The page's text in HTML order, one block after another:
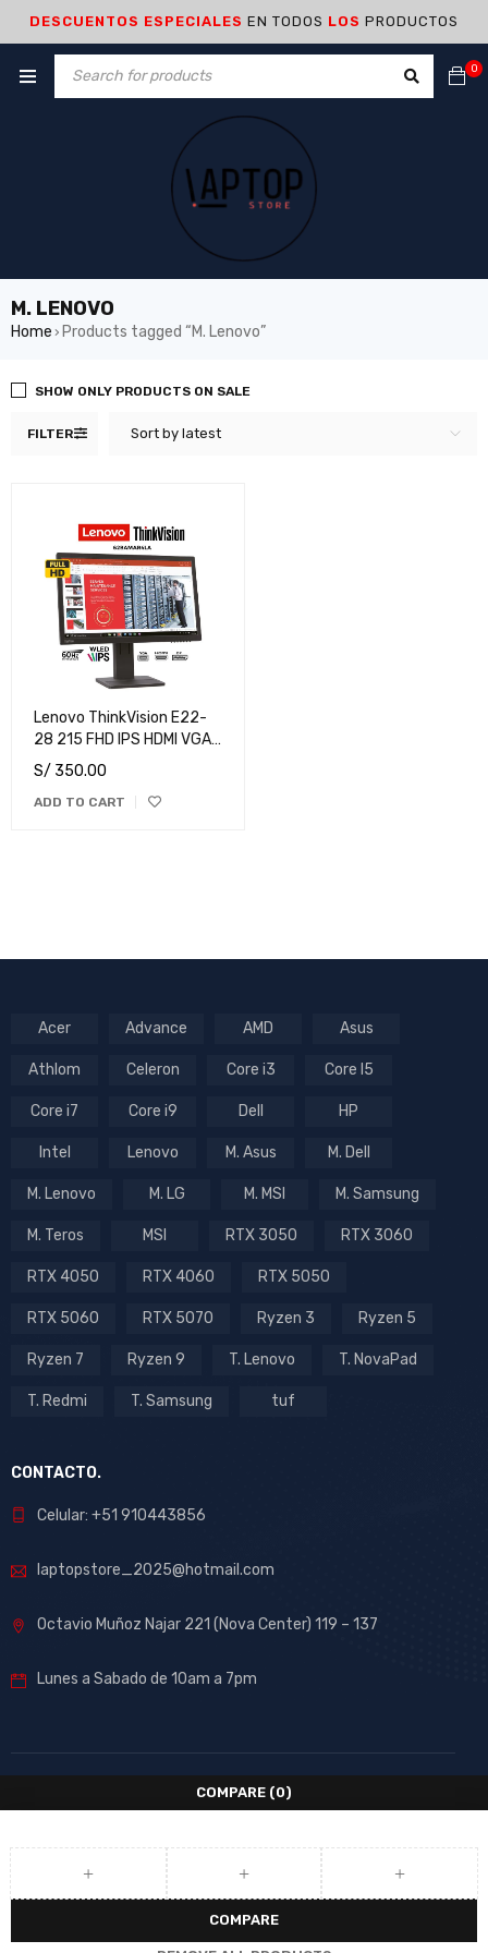
DESCUENTOS ESPECIALES EN TODOS LOS PRODUCTOS
0
M. LENOVO
Home › Products tagged “M. Lenovo”
FILTER Sort by latest
SHOW ONLY PRODUCTS ON SALE
Lenovo ThinkVision E22-
28 215 FHD IPS HDMI VGA
DP
S/ 350.00
ADD TO CART
Acer Advance AMD Asus
Athlom Celeron Core i3 Core I5
Core i7 Core i9 Dell HP
Intel Lenovo M. Asus M. Dell
M. Lenovo M. LG M. MSI M. Samsung
M. Teros MSI RTX 3050 RTX 3060
RTX 4050 RTX 4060 RTX 5050
RTX 5060 RTX 5070 Ryzen 3 Ryzen 5
Ryzen 7 Ryzen 9 T. Lenovo T. NovaPad
T. Redmi T. Samsung tuf
CONTACTO.
Celular: +51 910443856
laptopstore_2025@hotmail.com
Octavio Muñoz Najar 221 (Nova Center) 119 – 137
Lunes a Sabado de 10am a 7pm
COMPARE (0)
COMPARE